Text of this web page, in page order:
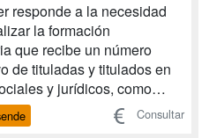
responde a la necesidad
la formación
que recibe un número
de tituladas y titulados en
y jurídicos, como
Laborales, Derecho,
de Empresas y
Consultar